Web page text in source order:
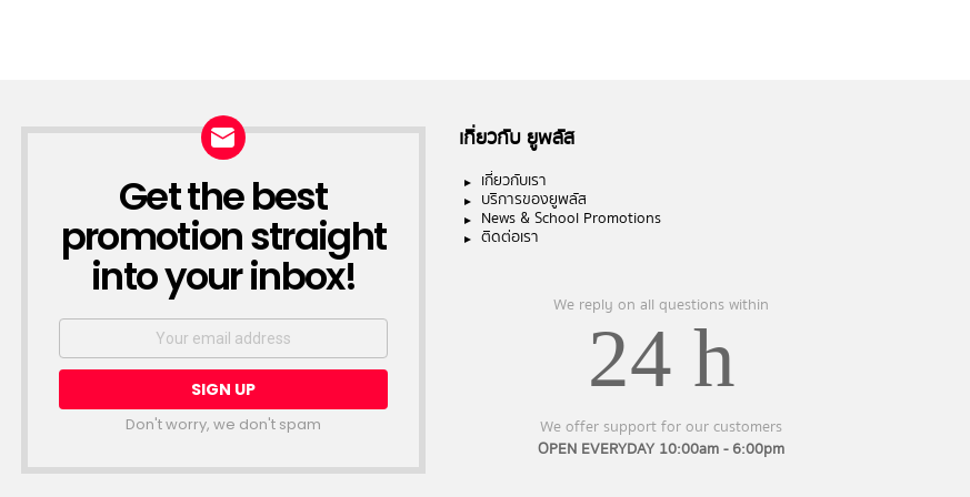
NEWSLETTER
Get the best
promotion straight
into your inbox!
Email
Don't worry, we don't spam
เกี่ยวกับ ยูพลัส
เกี่ยวกับเรา
บริการของยูพลัส
News & School Promotions
ติดต่อเรา
We reply on all questions within
24 h
We offer support for our customers
OPEN EVERYDAY 10:00am - 6:00pm